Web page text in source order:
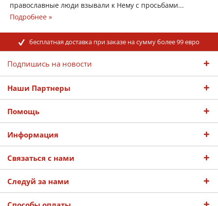
православные люди взывали к Нему с просьбами...
Подробнее »
бесплатная доставка при заказе на сумму более 99 евро
Подпишись на новости
Наши Партнеры
Помощь
Информация
Связаться с нами
Следуй за нами